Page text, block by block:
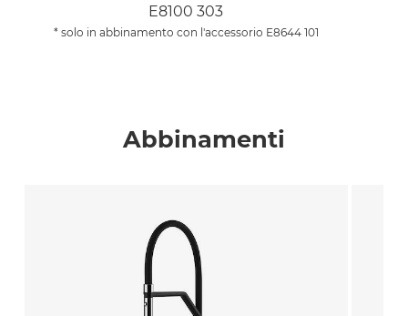
E8100 303
* solo in abbinamento con l'accessorio E8644 101
Abbinamenti